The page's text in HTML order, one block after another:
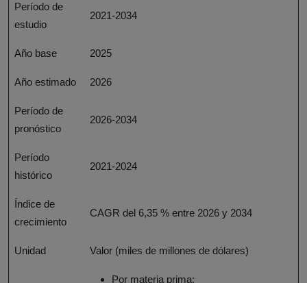
Período de
estudio
2021-2034
Año base 2025
Año estimado 2026
Período de
pronóstico
2026-2034
Período
histórico
2021-2024
Índice de
crecimiento
CAGR del 6,35 % entre 2026 y 2034
Unidad Valor (miles de millones de dólares)
Por materia prima: